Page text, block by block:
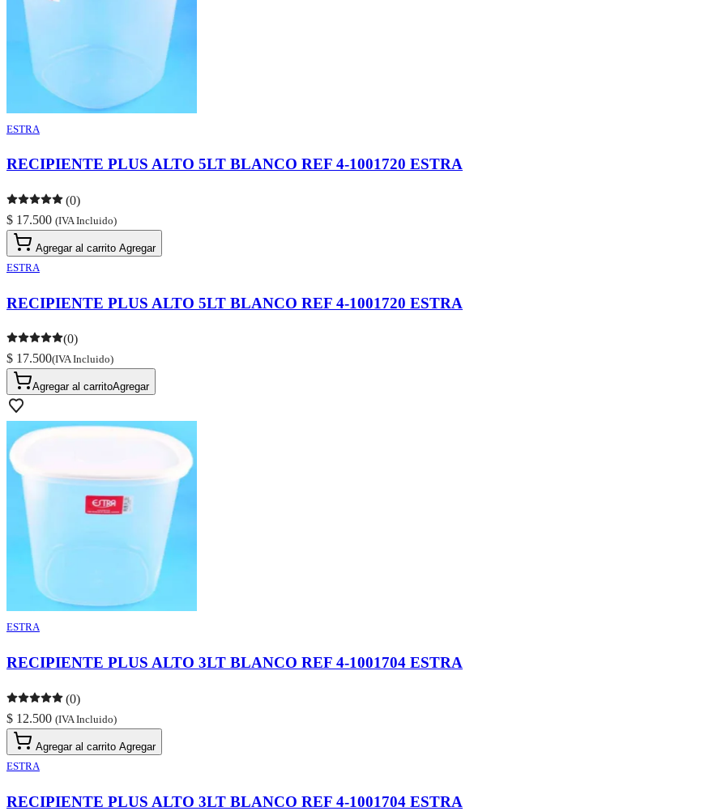
ESTRA
RECIPIENTE PLUS ALTO 5LT BLANCO REF 4-1001720 ESTRA
(0)
$ 17.500 (IVA Incluido)
Agregar al carrito Agregar
ESTRA
RECIPIENTE PLUS ALTO 5LT BLANCO REF 4-1001720 ESTRA
(0)
$ 17.500(IVA Incluido)
Agregar al carritoAgregar
ESTRA
RECIPIENTE PLUS ALTO 3LT BLANCO REF 4-1001704 ESTRA
(0)
$ 12.500 (IVA Incluido)
Agregar al carrito Agregar
ESTRA
RECIPIENTE PLUS ALTO 3LT BLANCO REF 4-1001704 ESTRA